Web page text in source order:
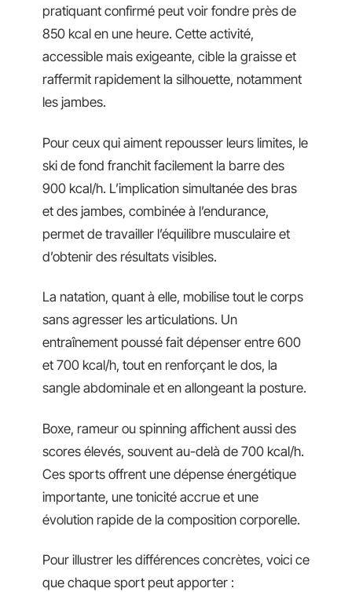
pratiquant confirmé peut voir fondre près de
850 kcal en une heure. Cette activité,
accessible mais exigeante, cible la graisse et
raffermit rapidement la silhouette, notamment
les jambes.
Pour ceux qui aiment repousser leurs limites, le
ski de fond franchit facilement la barre des
900 kcal/h. L’implication simultanée des bras
et des jambes, combinée à l’endurance,
permet de travailler l’équilibre musculaire et
d’obtenir des résultats visibles.
La natation, quant à elle, mobilise tout le corps
sans agresser les articulations. Un
entraînement poussé fait dépenser entre 600
et 700 kcal/h, tout en renforçant le dos, la
sangle abdominale et en allongeant la posture.
Boxe, rameur ou spinning affichent aussi des
scores élevés, souvent au-delà de 700 kcal/h.
Ces sports offrent une dépense énergétique
importante, une tonicité accrue et une
évolution rapide de la composition corporelle.
Pour illustrer les différences concrètes, voici ce
que chaque sport peut apporter :